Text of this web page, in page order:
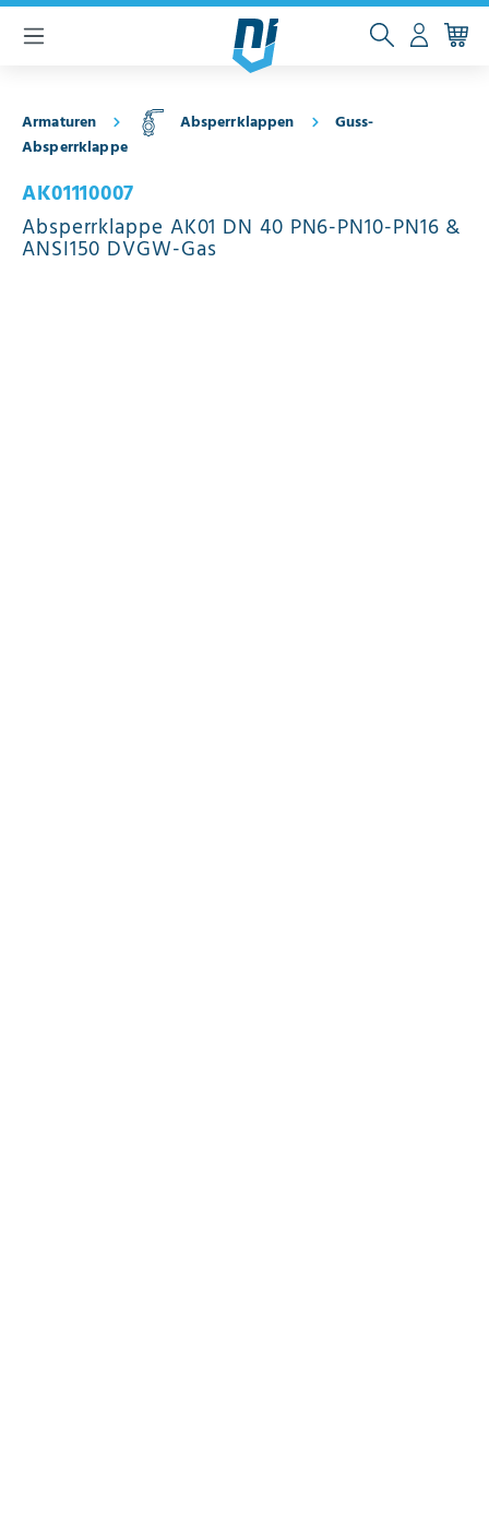
springen
Armaturen Absperrklappen
Guss-
Absperrklappe
AK01110007
Absperrklappe AK01 DN 40 PN6-PN10-PN16 &
ANSI150 DVGW-Gas